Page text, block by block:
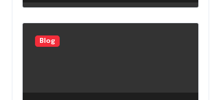
Looking to Attract More
Customers
Blog